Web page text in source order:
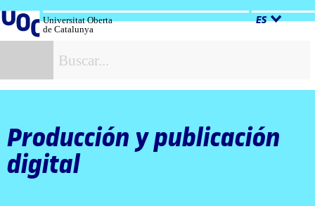
al
contenido
Universitat Oberta
de Catalunya
ES
Producción y publicación
digital